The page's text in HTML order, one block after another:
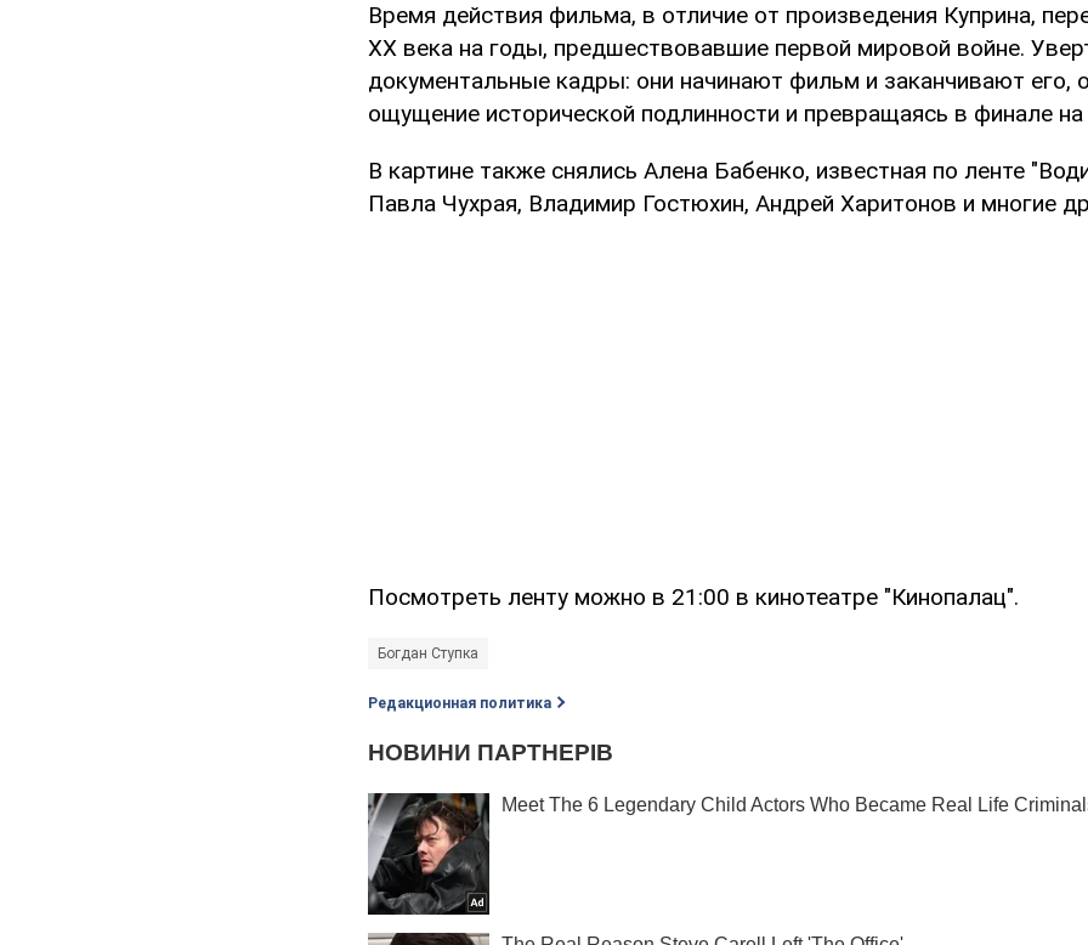
Время действия фильма, в отличие от произведения Куприна,
ХХ века на годы, предшествовавшие первой мировой войне.
документальные кадры: они начинают фильм и заканчивают его,
ощущение исторической подлинности и превращаясь в финале
В картине также снялись Алена Бабенко, известная по ленте
Павла Чухрая, Владимир Гостюхин, Андрей Харитонов и многие
Посмотреть ленту можно в 21:00 в кинотеатре "Кинопалац".
Богдан Ступка
Редакционная политика